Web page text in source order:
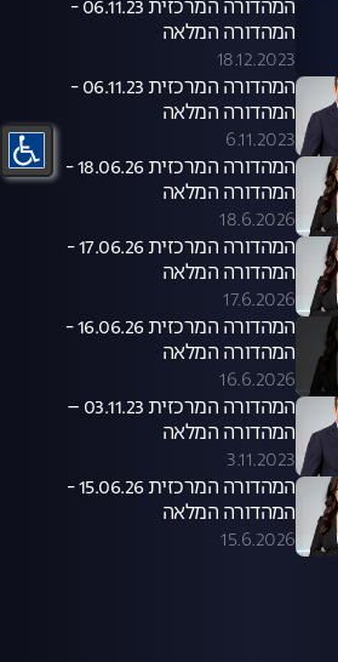
המהדורה המרכזית 06.11.23 -
המהדורה המלאה
18.12.2023
המהדורה המרכזית 06.11.23 -
המהדורה המלאה
6.11.2023
המהדורה המרכזית 18.06.26 -
המהדורה המלאה
18.6.2026
המהדורה המרכזית 17.06.26 -
המהדורה המלאה
17.6.2026
המהדורה המרכזית 16.06.26 -
המהדורה המלאה
16.6.2026
המהדורה המרכזית 03.11.23 –
המהדורה המלאה
3.11.2023
המהדורה המרכזית 15.06.26 -
המהדורה המלאה
15.6.2026